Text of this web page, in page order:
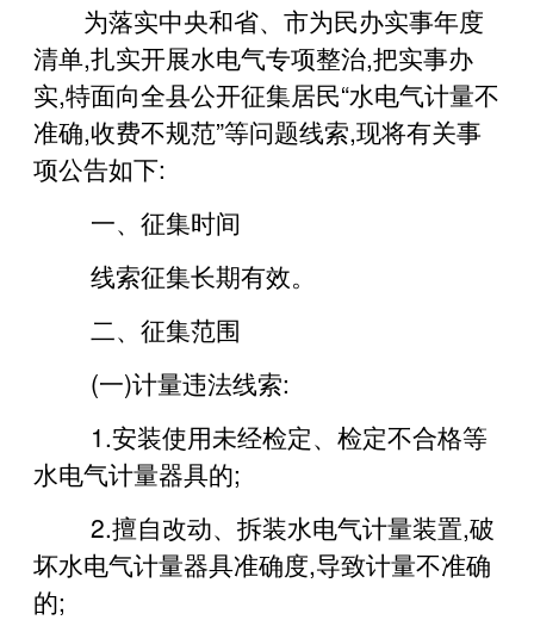
为落实中央和省、市为民办实事年度
清单,扎实开展水电气专项整治,把实事办
实,特面向全县公开征集居民“水电气计量不
准确,收费不规范”等问题线索,现将有关事
项公告如下:
一、征集时间
线索征集长期有效。
二、征集范围
(一)计量违法线索:
1.安装使用未经检定、检定不合格等
水电气计量器具的;
2.擅自改动、拆装水电气计量装置,破
坏水电气计量器具准确度,导致计量不准确
的;